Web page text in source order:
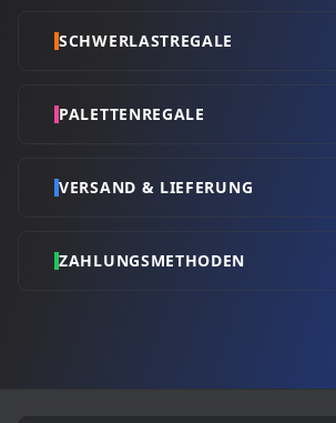
SCHWERLASTREGALE
PALETTENREGALE
VERSAND & LIEFERUNG
ZAHLUNGSMETHODEN